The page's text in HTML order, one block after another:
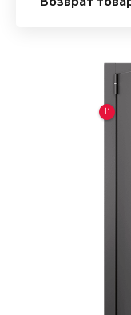
Возврат
11